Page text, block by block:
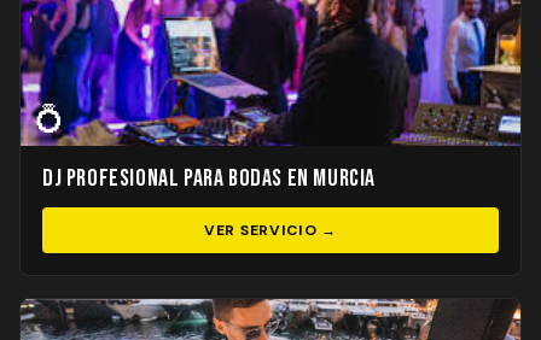
💍
DJ Profesional para Bodas en Murcia
VER SERVICIO →